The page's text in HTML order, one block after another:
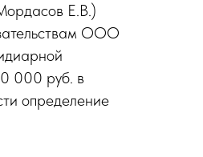
Е.В.)
ООО
000 руб. в
определение